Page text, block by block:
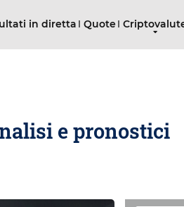
in diretta Quote
e pronostici